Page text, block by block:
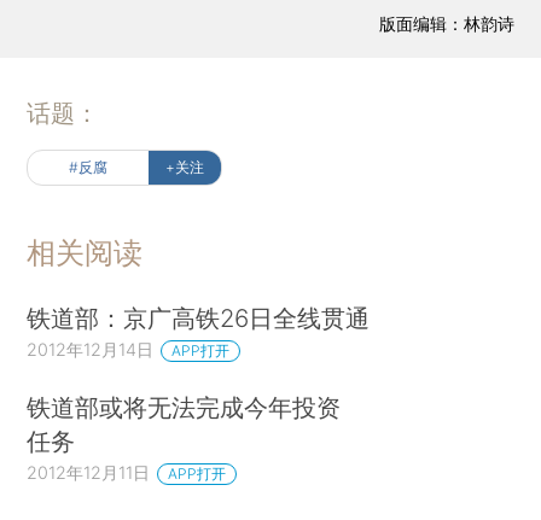
版面编辑：林韵诗
话题：
#反腐 +关注
相关阅读
铁道部：京广高铁26日全线贯通
2012年12月14日 APP打开
铁道部或将无法完成今年投资
任务
2012年12月11日 APP打开